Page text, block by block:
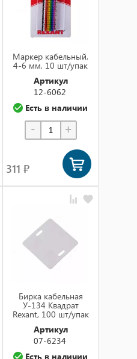
Маркер кабельный,
4-6 мм, 10 шт/упак
Артикул
12-6062
Есть в наличии
- +
311 ₽
Бирка кабельная
У-134 Квадрат
Rexant, 100 шт/упак
Артикул
07-6234
Есть в наличии